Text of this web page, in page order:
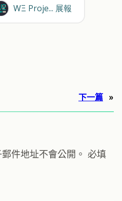
下一篇 »
件地址不會公開。 必填